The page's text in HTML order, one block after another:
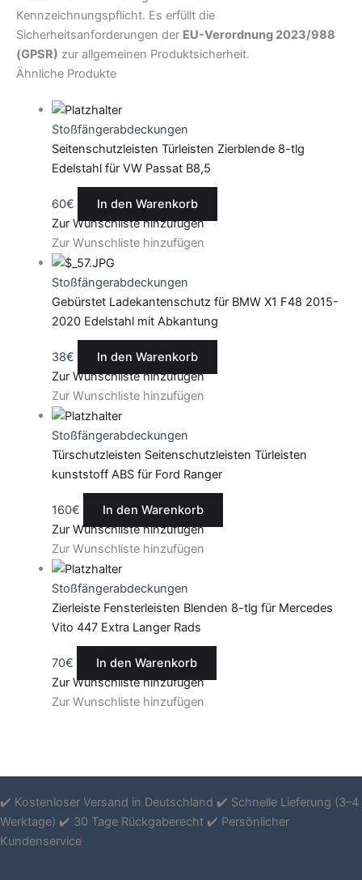
Kennzeichnungspflicht. Es erfüllt die
Sicherheitsanforderungen der EU-Verordnung 2023/988
(GPSR) zur allgemeinen Produktsicherheit.
Ähnliche Produkte
Stoßfängerabdeckungen
Seitenschutzleisten Türleisten Zierblende 8-tlg
Edelstahl für VW Passat B8,5
60€
In den Warenkorb
Zur Wunschliste hinzufügen
Zur Wunschliste hinzufügen
Stoßfängerabdeckungen
Gebürstet Ladekantenschutz für BMW X1 F48 2015-
2020 Edelstahl mit Abkantung
38€
In den Warenkorb
Zur Wunschliste hinzufügen
Zur Wunschliste hinzufügen
Stoßfängerabdeckungen
Türschutzleisten Seitenschutzleisten Türleisten
kunststoff ABS für Ford Ranger
160€
In den Warenkorb
Zur Wunschliste hinzufügen
Zur Wunschliste hinzufügen
Stoßfängerabdeckungen
Zierleiste Fensterleisten Blenden 8-tlg für Mercedes
Vito 447 Extra Langer Rads
70€
In den Warenkorb
Zur Wunschliste hinzufügen
Zur Wunschliste hinzufügen
✔️ Kostenloser Versand in Deutschland ✔️ Schnelle Lieferung (3–4
Werktage) ✔️ 30 Tage Rückgaberecht ✔️ Persönlicher
Kundenservice